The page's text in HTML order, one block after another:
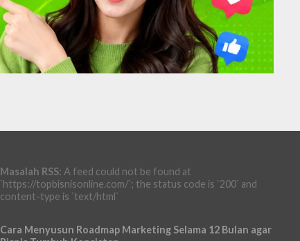
Masalah RSS: A feed could not be found at
`https://topbisnisonline.com/`; the status code is `200` and
content-type is `text/html`
Cara Menyusun Roadmap Marketing Selama 12 Bulan agar